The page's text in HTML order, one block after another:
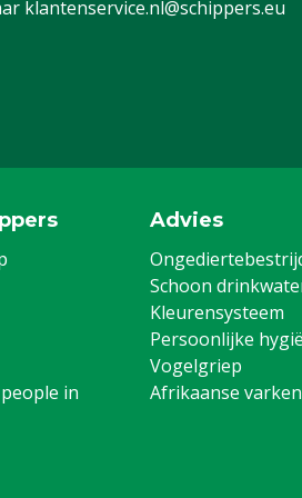
Standaard,
service &
vermeld onder
-> Klachten &
Geiten, Overig
Alledaagse
Spandex, Nylon
8/M
Zwart
klantenservice.nl@schippers.eu
in
Advies
Schoon
Kleurensysteem
Persoonlijke
Vogelgriep
Afrikaanse